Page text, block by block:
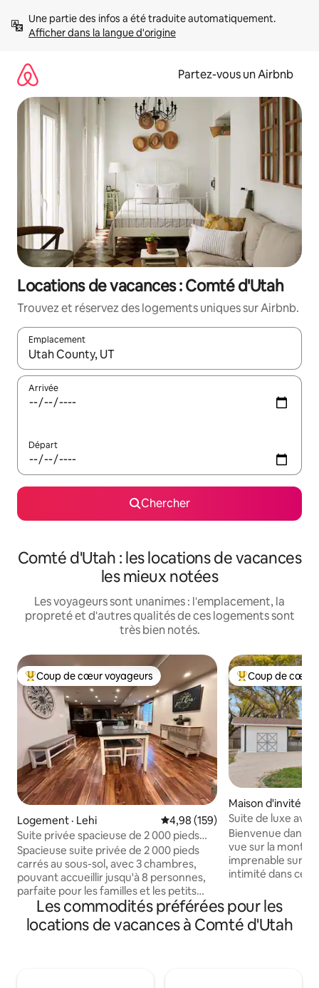
directement
Afficher dans la langue d'origine
Partez-vous un Airbnb
Locations de vacances : Comté d'Utah
Trouvez et réservez des logements uniques sur Airbnb.
Emplacement
Quand les résultats sont affichés, parcourez-les en utilisant
Arrivée
Départ
Chercher
Comté d'Utah : les locations de vacances
les mieux notées
Les voyageurs sont unanimes : l'emplacement, la
propreté et d'autres qualités de ces logements sont
très bien notés.
Coup de cœur voyageurs parmi les plus aimés
Coup de cœur voyageurs
Logement · Lehi Note moyenne de 4,98 sur 5,
4,98 (159)
Suite privée spacieuse de 2 000 pieds
carrés avec 3 chambres|Région de
Provo–SLC
Spacieuse suite privée de 2 000 pieds
carrés au sous-sol, avec 3 chambres,
pouvant accueillir jusqu'à 8 personnes,
parfaite pour les familles et les petits
groupes. Entrée privée. Juste à côté de
l'I-15, à seulement 30 minutes de Provo
et de Salt Lake City. Suite ENTIÈRE avec
Coup de cœur
Coup de cœur
Maison d'invité ·
Suite de luxe
Bienvenue dans
vue sur la
imprenable sur la
intimité dans
nouvellement
située au centre. Ce magnifique cadre
champêtre est
Les commodités préférées pour les
locations de vacances à Comté d'Utah